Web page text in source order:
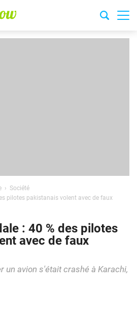
Société
pilotes pakistanais volent avec de faux
: 40 % des pilotes
avec de faux
un avion s'était crashé à Karachi,